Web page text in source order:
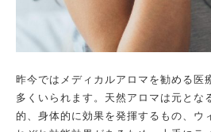
昨今ではメディカルアロマを勧める医
多くいられます。天然アロマは元とな
的、身体的に効果を発揮するもの、ウ